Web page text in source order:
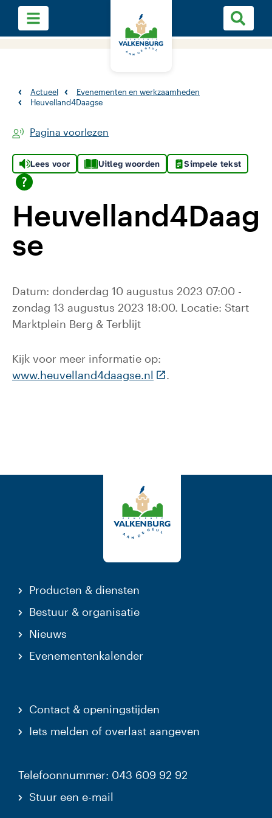
Actueel
Evenementen en werkzaamheden
Heuvelland4Daagse
Pagina voorlezen
Lees voor Uitleg woorden Simpele tekst
Heuvelland4Daag
se
Datum: donderdag 10 augustus 2023 07:00 -
zondag 13 augustus 2023 18:00. Locatie: Start
Marktplein Berg & Terblijt
Kijk voor meer informatie op:
www.heuvelland4daagse.nl (Deze link gaat naar
.
Producten & diensten
Bestuur & organisatie
Nieuws
Evenementenkalender
Contact & openingstijden
Iets melden of overlast aangeven
Telefoonnummer: 043 609 92 92
Stuur een e-mail